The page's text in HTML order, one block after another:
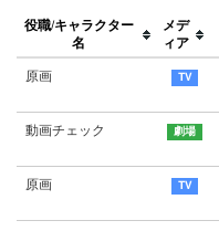
役職/キャラクター
名
メデ
ィア
原画
動画チェック
原画